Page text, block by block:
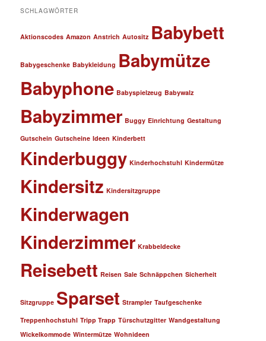
SCHLAGWÖRTER
Aktionscodes Amazon Anstrich Autositz Babybett
Babygeschenke Babykleidung Babymütze
Babyphone Babyspielzeug Babywalz
Babyzimmer Buggy Einrichtung Gestaltung
Gutschein Gutscheine Ideen Kinderbett
Kinderbuggy Kinderhochstuhl Kindermütze
Kindersitz Kindersitzgruppe
Kinderwagen
Kinderzimmer Krabbeldecke
Reisebett Reisen Sale Schnäppchen Sicherheit
Sitzgruppe Sparset Strampler Taufgeschenke
Treppenhochstuhl Tripp Trapp Türschutzgitter Wandgestaltung
Wickelkommode Wintermütze Wohnideen